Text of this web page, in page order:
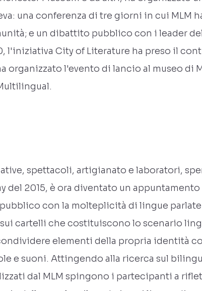
una conferenza di tre giorni in cui MLM
e un dibattito pubblico con i leader
City of Literature ha preso il
organizzato l'evento di lancio al museo di
spettacoli, artigianato e laboratori,
del 2015, è ora diventato un
con la molteplicità di lingue
cartelli che costituiscono lo scenario
elementi della propria identità
e suoni. Attingendo alla ricerca sul
dal MLM spingono i partecipanti a